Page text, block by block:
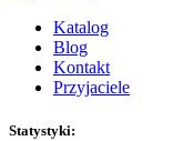
Katalog
Blog
Kontakt
Przyjaciele
Statystyki: